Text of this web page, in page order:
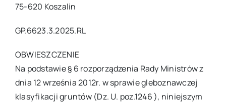
75-620 Koszalin
GP.6623.3.2025.RL
OBWIESZCZENIE
Na podstawie § 6 rozporządzenia Rady Ministrów z
dnia 12 września 2012r. w sprawie gleboznawczej
klasyfikacji gruntów (Dz. U. poz.1246 ), niniejszym